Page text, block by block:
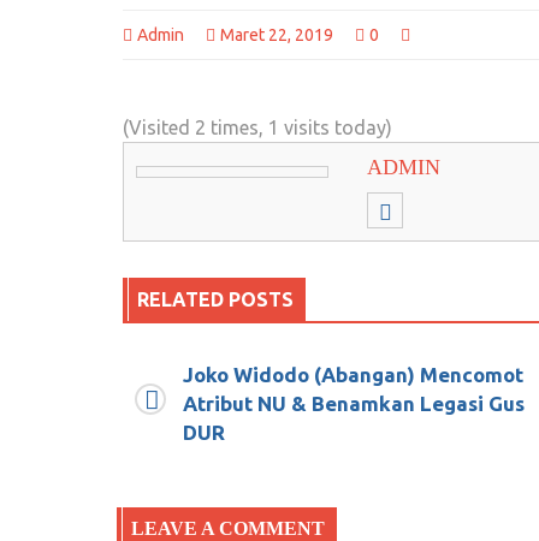
Admin Maret 22, 2019 0
(Visited 2 times, 1 visits today)
ADMIN
RELATED POSTS
Masih Soal Kartu Tani, Kini Giliran
Mei 1, 2018
Dari Program HAARP, Rekayasa
Joko Widodo (Abangan) Mencomot
Atribut NU & Benamkan Legasi Gus
DUR
LEAVE A COMMENT